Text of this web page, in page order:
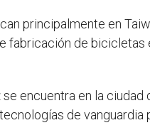
principalmente en
fabricación de bicicletas
se encuentra en la ciudad
de